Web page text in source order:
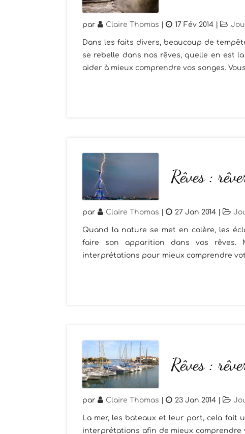
par Claire Thomas | 17 Fév 2014 |
Dans les faits divers, beaucoup de
se rebelle dans nos rêves, quelle en est
aider à mieux comprendre vos songes.
Rêves :
par Claire Thomas 27 Jan 2014
Quand la nature se met en colère, les
faire son apparition dans vos rêves.
interprétations pour mieux comprendre
Rêves :
par Claire Thomas 23 Jan 2014
La mer, les bateaux et leur port, cela fait
interprétations afin de mieux comprendre